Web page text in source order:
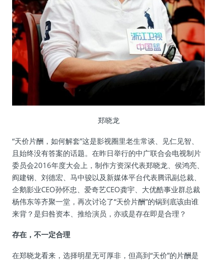
郑晓龙
“天价片酬，如何解套”这是影视圈里老生常谈、见仁见智、
且始终没有答案的话题。在昨日举行的中广联合会电视制片
委员会2016年度大会上，制作方资深代表郑晓龙、侯鸿亮、
阎建钢、刘德宏、马中骏以及新媒体平台代表腾讯副总裁、
企鹅影业CEO孙怀忠、爱奇艺CEO龚宇、大优酷事业群总裁
杨伟东等齐聚一堂，再次讨论了“天价片酬”的锅到底该由谁
来背？是归咎资本、推给演员，亦或是存在即是合理？
存在，不一定合理
在郑晓龙看来，选择明星无可厚非，但高到“天价”的片酬是